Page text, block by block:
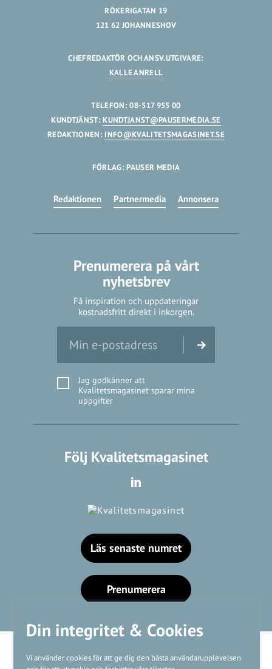
Din integritet & Cookies
Vi använder cookies för att ge dig den bästa användarupplevelsen
RÖKERIGATAN 19
121 62 JOHANNESHOV
CHEFREDAKTÖR OCH ANSV.UTGIVARE:
KALLE ANRELL
TELEFON: 08-517 955 00
KUNDTJÄNST:KUNDTJANST@PAUSERMEDIA.SE
REDAKTIONEN: INFO@KVALITETSMAGASINET.SE
FÖRLAG: PAUSER MEDIA
Redaktionen Partnermedia Annonsera
Prenumerera på vårt
nyhetsbrev
Få inspiration och uppdateringar
kostnadsfritt direkt i inkorgen.
Jag godkänner att
Kvalitetsmagasinet sparar mina
uppgifter
Följ Kvalitetsmagasinet
Läs senaste numret
Prenumerera